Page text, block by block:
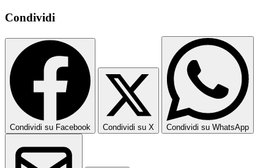
Condividi
Condividi su Facebook Condividi su X Condividi su WhatsApp